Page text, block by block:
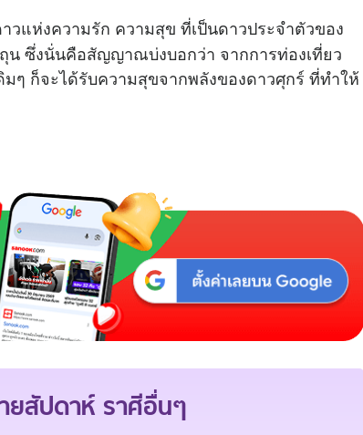
t
e
วแห่งความรัก ความสุข ที่เป็นดาวประจำตัวของ
น ซึ่งนั่นคือสัญญาณบ่งบอกว่า จากการท่องเที่ยว
ๆ ก็จะได้รับความสุขจากพลังของดาวศุกร์ ที่ทำให้
ยสัปดาห์ราศีอื่นๆ